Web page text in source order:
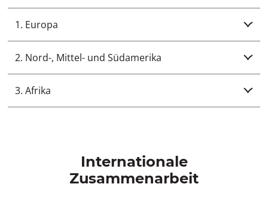
1. Europa
2. Nord-, Mittel- und Südamerika
3. Afrika
Internationale
Zusammenarbeit